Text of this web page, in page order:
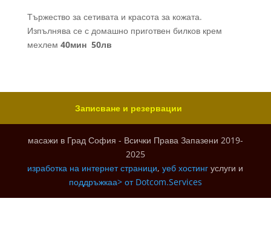
Тържество за сетивата и красота за кожата.
Изпълнява се с домашно приготвен билков крем
мехлем 40мин 50лв
Записване и резервации
масажи в Град София - Всички Права Запазени 2019-
2025
изработка на интернет страници,уеб хостинг услуги и
поддръжкаа> от Dotcom.Services